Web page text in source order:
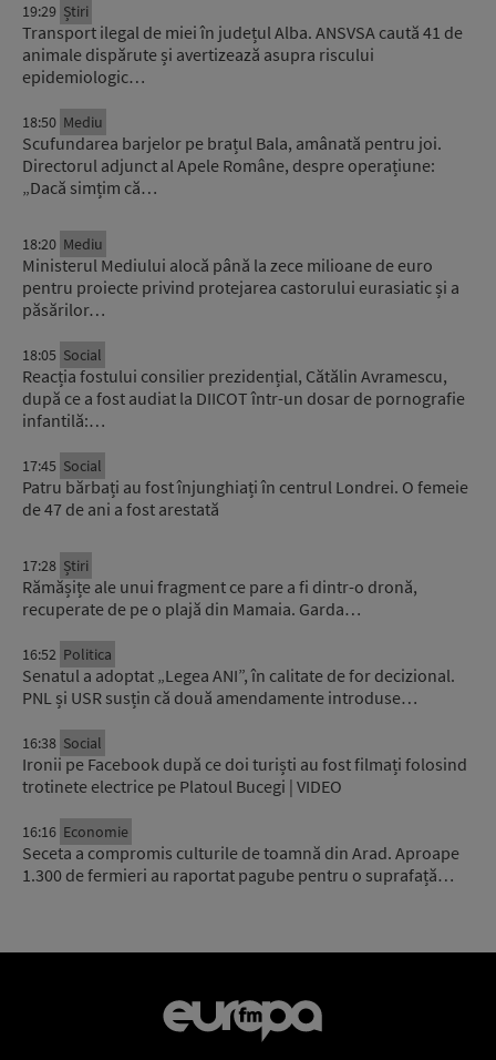
19:29 Știri
Transport ilegal de miei în județul Alba. ANSVSA caută 41 de
animale dispărute și avertizează asupra riscului
epidemiologic…
18:50 Mediu
Scufundarea barjelor pe brațul Bala, amânată pentru joi.
Directorul adjunct al Apele Române, despre operațiune:
„Dacă simțim că…
18:20 Mediu
Ministerul Mediului alocă până la zece milioane de euro
pentru proiecte privind protejarea castorului eurasiatic și a
păsărilor…
18:05 Social
Reacția fostului consilier prezidențial, Cătălin Avramescu,
după ce a fost audiat la DIICOT într-un dosar de pornografie
infantilă:…
17:45 Social
Patru bărbați au fost înjunghiați în centrul Londrei. O femeie
de 47 de ani a fost arestată
17:28 Știri
Rămășițe ale unui fragment ce pare a fi dintr-o dronă,
recuperate de pe o plajă din Mamaia. Garda…
16:52 Politica
Senatul a adoptat „Legea ANI”, în calitate de for decizional.
PNL și USR susțin că două amendamente introduse…
16:38 Social
Ironii pe Facebook după ce doi turiști au fost filmați folosind
trotinete electrice pe Platoul Bucegi | VIDEO
16:16 Economie
Seceta a compromis culturile de toamnă din Arad. Aproape
1.300 de fermieri au raportat pagube pentru o suprafață…